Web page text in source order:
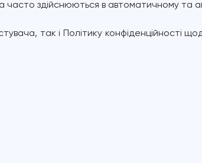
часто здійснюються в автоматичному та
так і Політику конфіденційності